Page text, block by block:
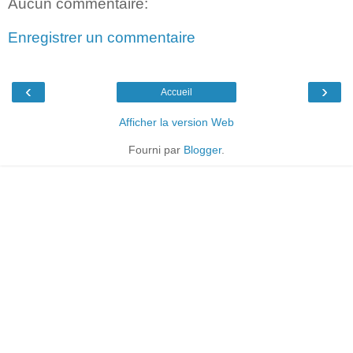
Enregistrer un commentaire
‹ ›
Accueil
Afficher la version Web
Fourni par Blogger.